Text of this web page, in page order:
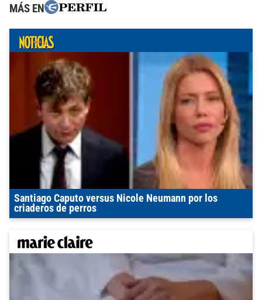
MÁS EN
Santiago Caputo versus Nicole Neumann por los
criaderos de perros